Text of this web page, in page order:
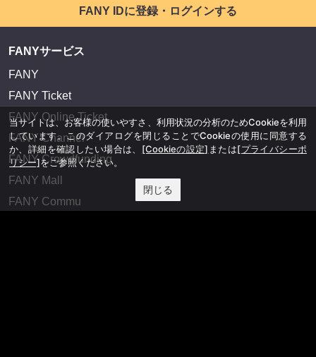
FANY IDに登録・ログインする
FANYサービス
FANY
FANY Ticket
FANY Online Ticket
FANY Channel
FANY Crowdfunding
FANY Mall
FANY Commu
当サイトは、お客様の使いやすさ、利用状況の分析のためCookieを利用
しています。このダイアログを閉じることでCookieの使用に同意する
か、詳細を確認したい場合は、 [Cookieの設定] または[プライバシーポ
リシー]をご参照ください。
閉じる